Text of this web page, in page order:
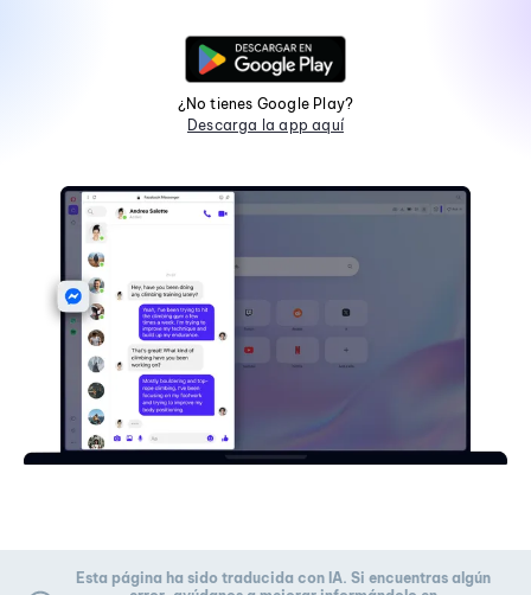
¿No tienes Google Play?
Descarga la app aquí
Esta página ha sido traducida con IA. Si encuentras algún